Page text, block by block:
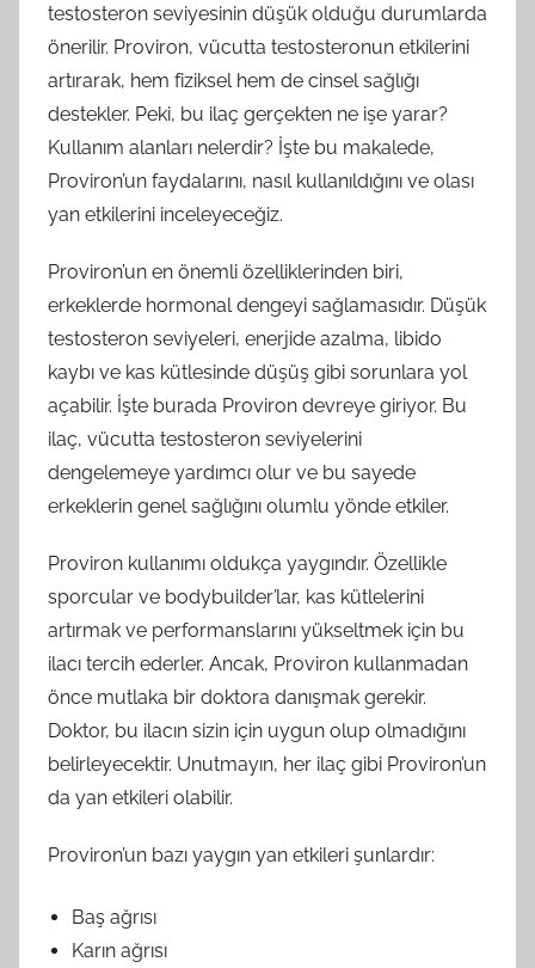
testosteron seviyesinin düşük olduğu durumlarda
önerilir. Proviron, vücutta testosteronun etkilerini
artırarak, hem fiziksel hem de cinsel sağlığı
destekler. Peki, bu ilaç gerçekten ne işe yarar?
Kullanım alanları nelerdir? İşte bu makalede,
Proviron’un faydalarını, nasıl kullanıldığını ve olası
yan etkilerini inceleyeceğiz.
Proviron’un en önemli özelliklerinden biri,
erkeklerde hormonal dengeyi sağlamasıdır. Düşük
testosteron seviyeleri, enerjide azalma, libido
kaybı ve kas kütlesinde düşüş gibi sorunlara yol
açabilir. İşte burada Proviron devreye giriyor. Bu
ilaç, vücutta testosteron seviyelerini
dengelemeye yardımcı olur ve bu sayede
erkeklerin genel sağlığını olumlu yönde etkiler.
Proviron kullanımı oldukça yaygındır. Özellikle
sporcular ve bodybuilder’lar, kas kütlelerini
artırmak ve performanslarını yükseltmek için bu
ilacı tercih ederler. Ancak, Proviron kullanmadan
önce mutlaka bir doktora danışmak gerekir.
Doktor, bu ilacın sizin için uygun olup olmadığını
belirleyecektir. Unutmayın, her ilaç gibi Proviron’un
da yan etkileri olabilir.
Proviron’un bazı yaygın yan etkileri şunlardır:
Baş ağrısı
Karın ağrısı